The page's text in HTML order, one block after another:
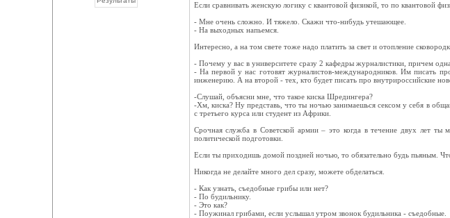
Если сравнивать женскую логику с квантовой физикой, то по квантовой
- Мне очень сложно. И тяжело. Скажи что-нибудь утешающее.
- На выходных напьемся.
Интересно, а на том свете тоже надо платить за свет и отопление
- Почему у вас в университете сразу 2 кафедры журналистики, причем
- На первой у нас готовят журналистов-международников. Им писать
инженерию. А на второй - тех, кто будет писать про внутрироссийские
-Слушай, объясни мне, что такое киска Шредингера?
-Хм, киска? Ну представь, что ты ночью занимаешься сексом у себя в
с третьего курса или студент из Африки.
Срочная служба в Советской армии – это когда в течение двух лет ты
политической подготовки.
Если ты приходишь домой поздней ночью, то обязательно будь пьяным.
Никогда не делайте много дел сразу, можете обделаться.
- Как узнать, съедобные грибы или нет?
- По будильнику.
- Это как?
- Поужинал грибами, если услышал утром звонок будильника - съедобные.